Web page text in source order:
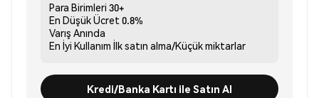
Para Birimleri 30+
En Düşük Ücret 0.8%
Varış Anında
En İyi Kullanım İlk satın alma/Küçük miktarlar
Kredi/Banka Kartı ile Satın Al